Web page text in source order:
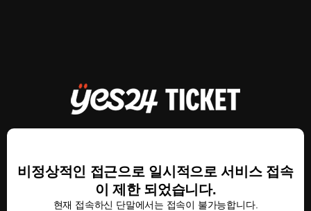
비정상적인 접근으로 일시적으로 서비스 접속
이 제한 되었습니다.
현재 접속하신 단말에서는 접속이 불가능합니다.